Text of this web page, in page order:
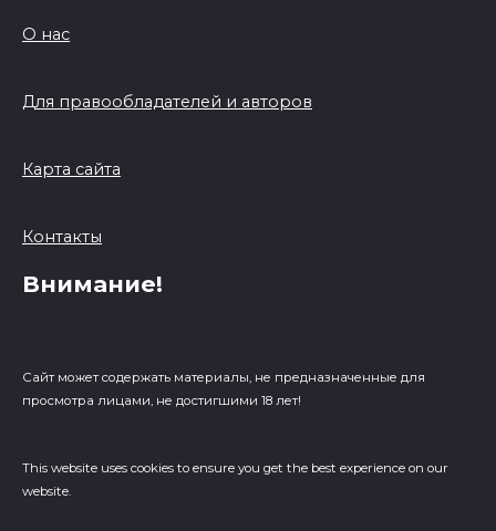
О нас
Для правообладателей и авторов
Карта сайта
Контакты
Внимание!
Сайт может содержать материалы, не предназначенные для
просмотра лицами, не достигшими 18 лет!
This website uses cookies to ensure you get the best experience on our
website.